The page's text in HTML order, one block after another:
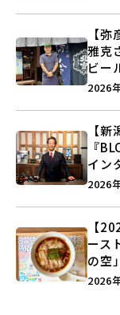
【
雅克
ビー
史”
2026
【
『
イン
つく
2026
【
ース
の空
注目
2026